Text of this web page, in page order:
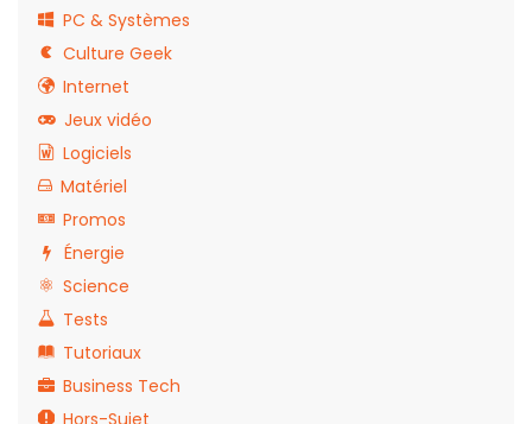
PC & Systèmes
Culture Geek
Internet
Jeux vidéo
Logiciels
Matériel
Promos
Énergie
Science
Tests
Tutoriaux
Business Tech
Hors-Sujet